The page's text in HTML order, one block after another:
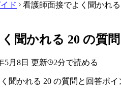
ド
看護師面接でよく聞かれ
聞かれる 20 の質
5月8日 更新 2分で読める